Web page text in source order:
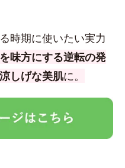
時期に使いたい実力
味方にする逆転の発
しげな美肌に。